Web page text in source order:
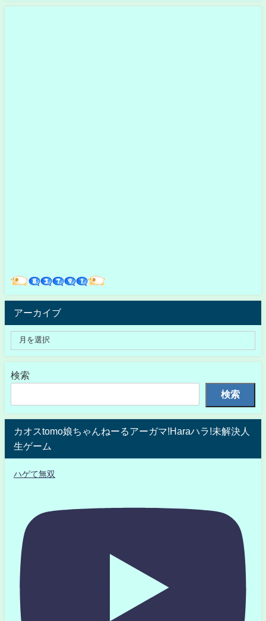
アーカイブ
検索
検索
カオスtomo娘ちゃんねーるアーガマ!Haraハラ!未解決人
生ゲーム
ハゲて無双